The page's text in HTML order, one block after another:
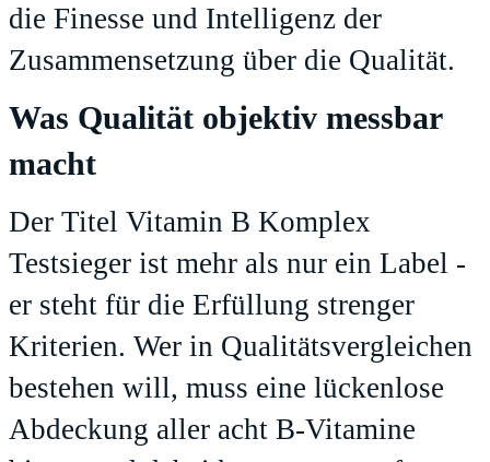
die Finesse und Intelligenz der
Zusammensetzung über die Qualität.
Was Qualität objektiv messbar
macht
Der Titel Vitamin B Komplex
Testsieger ist mehr als nur ein Label -
er steht für die Erfüllung strenger
Kriterien. Wer in Qualitätsvergleichen
bestehen will, muss eine lückenlose
Abdeckung aller acht B-Vitamine